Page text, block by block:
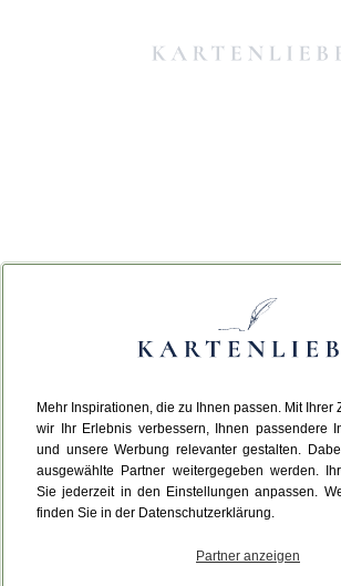
Mehr Inspirationen, die zu Ihnen passen. Mit Ihrer
wir Ihr Erlebnis verbessern, Ihnen passendere
und unsere Werbung relevanter gestalten.
ausgewählte Partner weitergegeben werden.
Sie jederzeit in den Einstellungen anpassen.
finden Sie in der Datenschutzerklärung.
Partner anzeigen
Da ist etwas
Leider ist ein technischer Fehler
Bitte laden Sie die Seite